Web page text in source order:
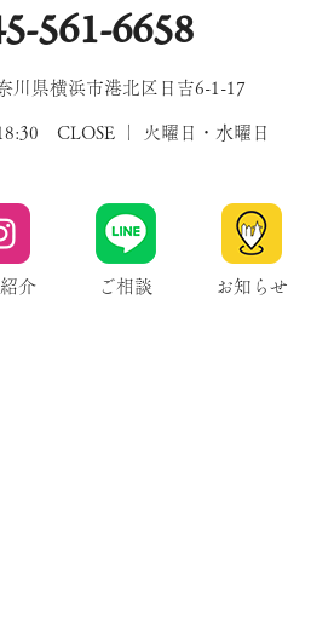
561-6658
川県横浜市港北区日吉6-1-17
CLOSE ｜ 火曜日・水曜日
介 ご相談 お知らせ